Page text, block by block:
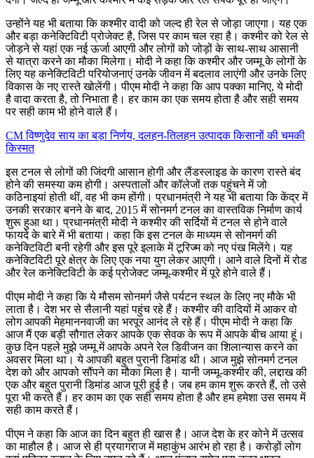
उन्होंने यह भी बताया कि कश्मीर वादी को जल्द ही रेल से जोड़ा जाएगा। यह एक
और बड़ा कनेक्टिविटी प्रोजेक्ट है, जिस पर काम चल रहा है। कश्मीर को रेल से
जोड़ने से यहां एक नई ऊर्जा आएगी और लोगों को जोड़ों के साथ-साथ आसानी
से यात्रा करने का मौका मिलेगा। मोदी ने कहा कि कश्मीर और जम्मू के लोगों के
लिए यह कनेक्टिविटी परियोजनाएं उनके जीवन में बदलाव लाएंगी और उनके लिए
विकास के नए रास्ते खोलेंगी। पीएम मोदी ने कहा कि आप पक्का मानिए, ये मोदी
है वादा करता है, तो निभाता है। हर काम का एक समय होता है और सही समय
पर सही काम भी होने वाले हैं।
CM विष्णुदेव साय का बड़ा निर्णय, दलहन-तिलहन उत्पादक किसानों की चमकी
किस्मत
इस टनल से लोगों की जिंदगी आसान होगी और लैंडस्लाइड के कारण रास्ते बंद
होने की समस्या कम होगी। अस्पतालों और कॉलेजों तक पहुंचने में जो
कठिनाइयां होती थीं, वह भी कम होंगी। प्रधानमंत्री ने यह भी बताया कि केंद्र में
उनकी सरकार बनने के बाद, 2015 में सोनमर्ग टनल का वास्तविक निर्माण कार्य
शुरू हुआ था। प्रधानमंत्री मोदी ने कश्मीर की सर्दियों में टनल से होने वाले
फायदे के बारे में भी बताया। कहा कि इस टनल के माध्यम से सोनमर्ग की
कनेक्टिविटी बनी रहेगी और इस पूरे इलाके में टूरिज्म को नए पंख मिलेंगे। यह
कनेक्टिविटी पूरे क्षेत्र के लिए एक नया युग लेकर आएगी। आने वाले दिनों में रोड
और रेल कनेक्टिविटी के कई प्रोजेक्ट जम्मू-कश्मीर में पूरे होने वाले हैं।
पीएम मोदी ने कहा कि ये मौसम सोनमर्ग जैसे पर्यटन स्थल के लिए नए मौके भी
लाता है। देश भर से सैलानी यहां पहुंच रहे हैं। कश्मीर की वादियों में आकर वो
लोग आपकी मेहमाननवाजी का भरपूर आनंद ले रहे हैं। पीएम मोदी ने कहा कि
आज मैं एक बड़ी सौगात लेकर आपके एक सेवक के रूप में आपके बीच आया हूं।
कुछ दिन पहले मुझे जम्मू में आपके अपने रेल डिवीजन का शिलान्यास करने का
अवसर मिला था। ये आपकी बहुत पुरानी डिमांड थी। आज मुझे सोनमर्ग टनल
देश को और आपको सौंपने का मौका मिला है। यानी जम्मू-कश्मीर की, लद्दाख की
एक और बहुत पुरानी डिमांड आज पूरी हुई है। जब हम काम शुरू करते हैं, तो उसे
पूरा भी करते हैं। हर काम का एक सही समय होता है और हम हमेशा उस समय में
सही काम करते हैं।
पीएम ने कहा कि आज का दिन बहुत ही खास है। आज देश के हर कोने में उत्सव
का माहौल है। आज से ही प्रयागराज में महाकुंभ आरंभ हो रहा है। करोड़ों लोग